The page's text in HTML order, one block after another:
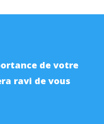
de votre
ravi de vous